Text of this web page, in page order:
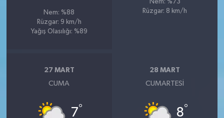
Nem: %88
Rüzgar: 9 km/h
Yağış Olasılığı: %89
Nem: %73
Rüzgar: 8 km/h
27 MART
CUMA
7°
28 MART
CUMARTESI
8°